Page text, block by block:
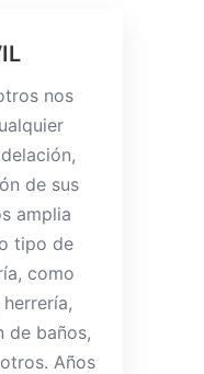
nos
de sus
amplia
tipo de
como
de baños,
Años